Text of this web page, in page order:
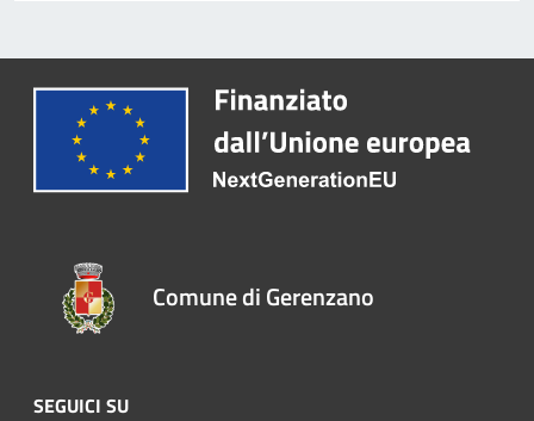
Comune di Gerenzano
SEGUICI SU